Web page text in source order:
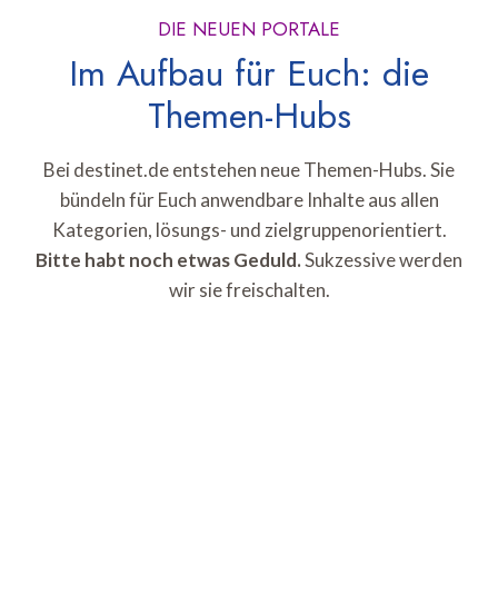
DIE NEUEN PORTALE
Im Aufbau für Euch: die
Themen-Hubs
Bei destinet.de entstehen neue Themen-Hubs. Sie
bündeln für Euch anwendbare Inhalte aus allen
Kategorien, lösungs- und zielgruppenorientiert.
Bitte habt noch etwas Geduld.Sukzessive werden
wir sie freischalten.